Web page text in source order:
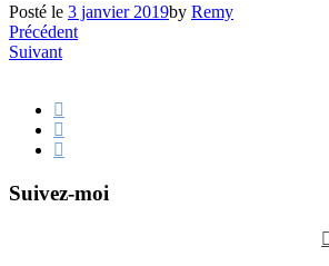
Posté le 3 janvier 2019by Remy
Précédent
Suivant
Suivez-moi